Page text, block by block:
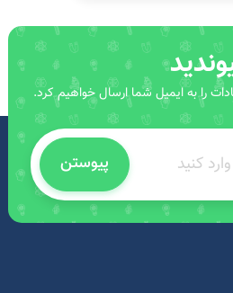
را به ایمیل شما ارسال خواهیم کرد.
پیوستن